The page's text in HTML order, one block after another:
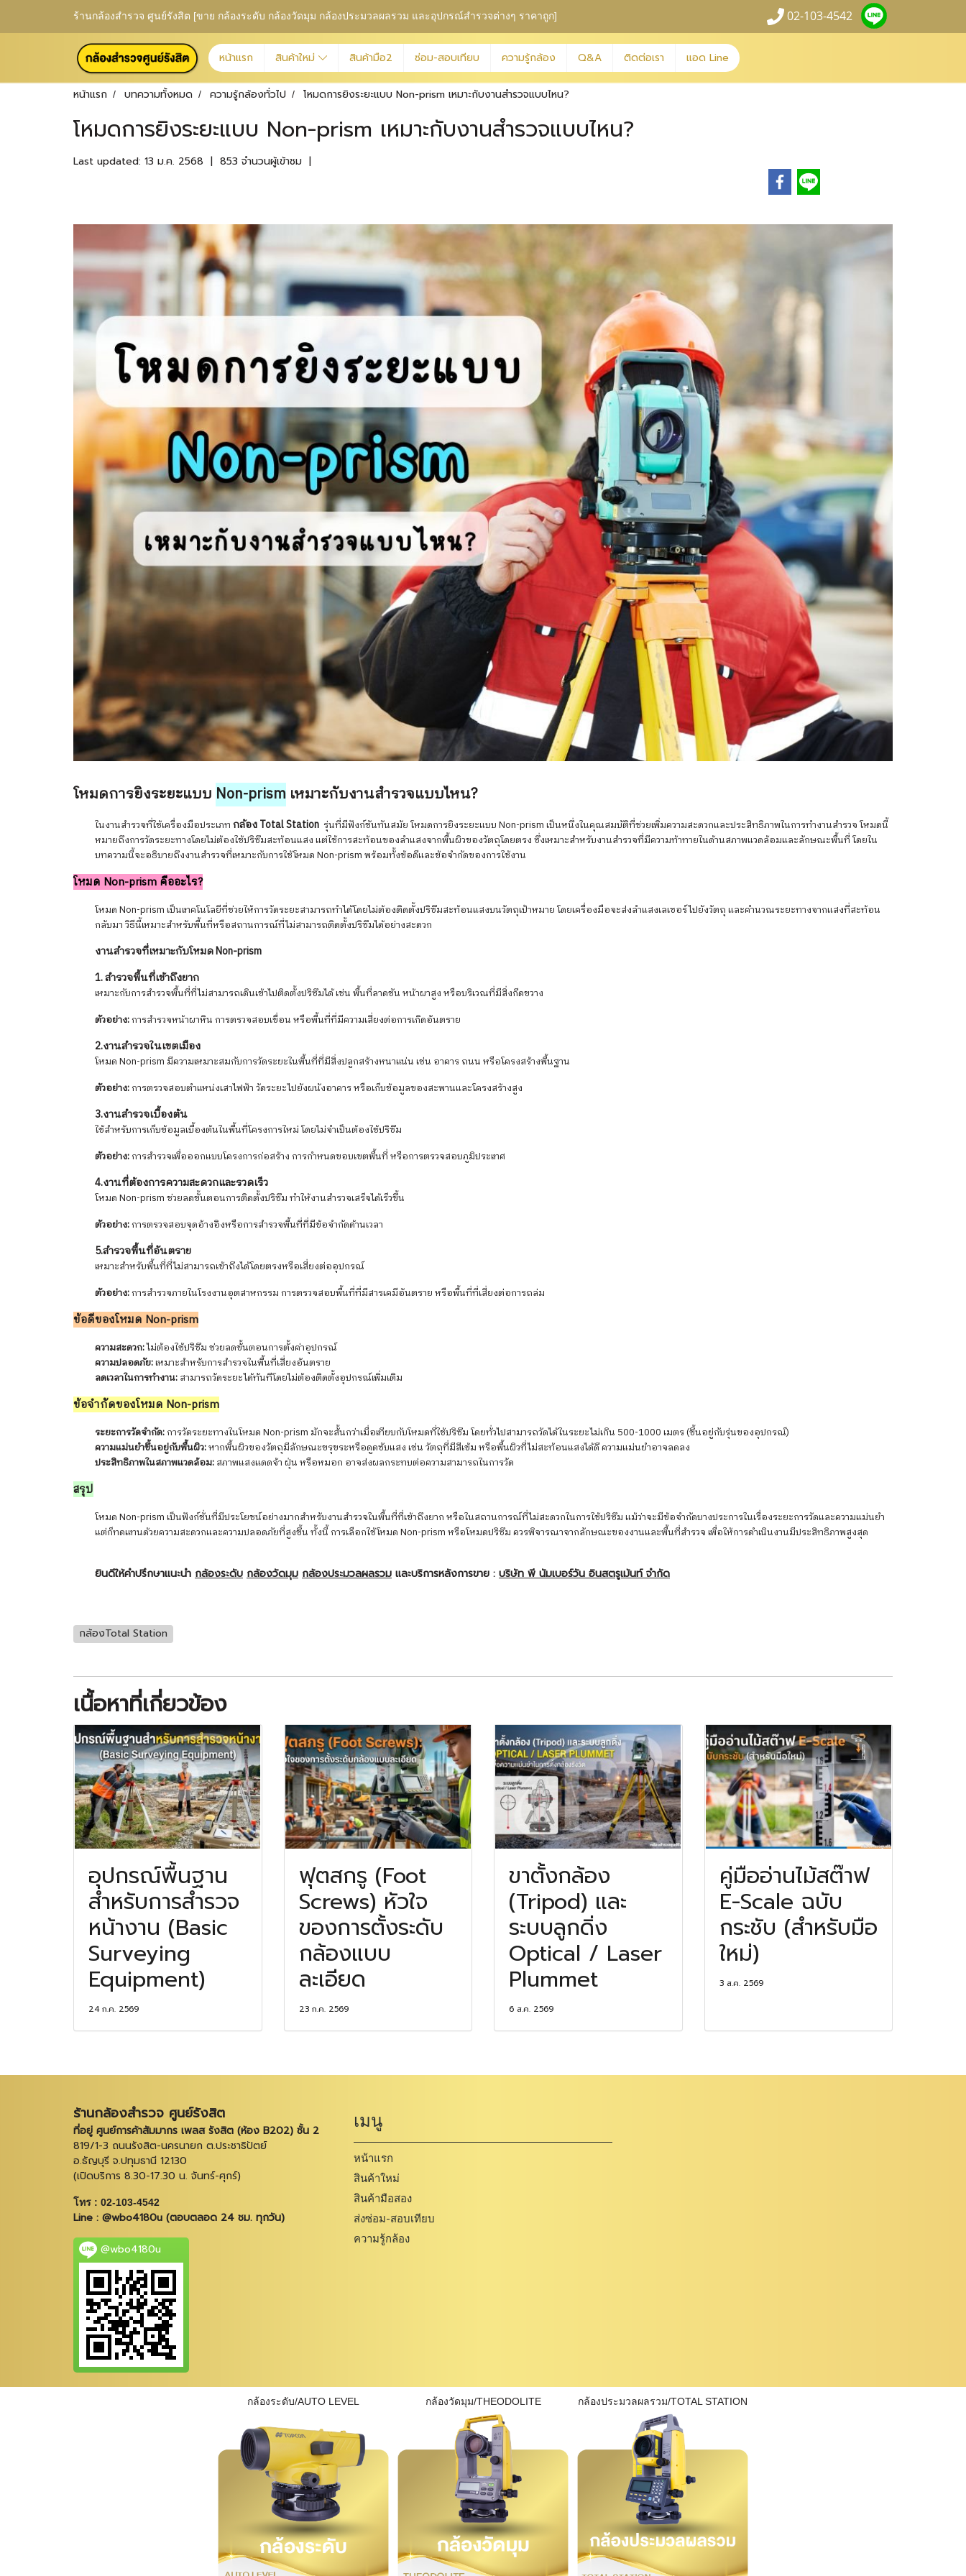
ร้านกล้องสำรวจ ศูนย์รังสิต [ขาย กล้องระดับ กล้องวัดมุม กล้องประมวลผลรวม และอุปกรณ์สำรวจต่างๆ ราคาถูก] 02-103-4542
หน้าแรก สินค้าใหม่ สินค้ามือ2 ซ่อม-สอบเทียบ ความรู้กล้อง Q&A ติดต่อเรา แอด Line
หน้าแรก บทความทั้งหมด ความรู้กล้องทั่วไป โหมดการยิงระยะแบบ Non-prism เหมาะกับงานสำรวจแบบไหน?
โหมดการยิงระยะแบบ Non-prism เหมาะกับงานสำรวจแบบไหน?
Last updated: 13 ม.ค. 2568 | 853 จำนวนผู้เข้าชม |
โหมดการยิงระยะแบบ Non-prism เหมาะกับงานสำรวจแบบไหน?
ในงานสำรวจที่ใช้เครื่องมือประเภทกล้อง Total Station รุ่นที่มีฟังก์ชันทันสมัย โหมดการยิงระยะแบบ Non-prism เป็นหนึ่งในคุณสมบัติที่ช่วยเพิ่มความสะดวกและประสิทธิภาพในการทำงานสำรวจ โหมดนี้
หมายถึงการวัดระยะทางโดยไม่ต้องใช้ปริซึมสะท้อนแสง แต่ใช้การสะท้อนของลำแสงจากพื้นผิวของวัตถุโดยตรง ซึ่งเหมาะสำหรับงานสำรวจที่มีความท้าทายในด้านสภาพแวดล้อมและลักษณะพื้นที่ โดยใน
บทความนี้จะอธิบายถึงงานสำรวจที่เหมาะกับการใช้โหมด Non-prism พร้อมทั้งข้อดีและข้อจำกัดของการใช้งาน
โหมด Non-prism คืออะไร?
โหมด Non-prism เป็นเทคโนโลยีที่ช่วยให้การวัดระยะสามารถทำได้โดยไม่ต้องติดตั้งปริซึมสะท้อนแสงบนวัตถุเป้าหมาย โดยเครื่องมือจะส่งลำแสงเลเซอร์ไปยังวัตถุ และคำนวณระยะทางจากแสงที่สะท้อน
กลับมา วิธีนี้เหมาะสำหรับพื้นที่หรือสถานการณ์ที่ไม่สามารถติดตั้งปริซึมได้อย่างสะดวก
งานสำรวจที่เหมาะกับโหมด Non-prism
1. สำรวจพื้นที่เข้าถึงยาก
เหมาะกับการสำรวจพื้นที่ที่ไม่สามารถเดินเข้าไปติดตั้งปริซึมได้ เช่น พื้นที่ลาดชัน หน้าผาสูง หรือบริเวณที่มีสิ่งกีดขวาง
ตัวอย่าง:การสำรวจหน้าผาหิน การตรวจสอบเขื่อน หรือพื้นที่ที่มีความเสี่ยงต่อการเกิดอันตราย
2.งานสำรวจในเขตเมือง
โหมด Non-prism มีความเหมาะสมกับการวัดระยะในพื้นที่ที่มีสิ่งปลูกสร้างหนาแน่น เช่น อาคาร ถนน หรือโครงสร้างพื้นฐาน
ตัวอย่าง:การตรวจสอบตำแหน่งเสาไฟฟ้า วัดระยะไปยังผนังอาคาร หรือเก็บข้อมูลของสะพานและโครงสร้างสูง
3.งานสำรวจเบื้องต้น
ใช้สำหรับการเก็บข้อมูลเบื้องต้นในพื้นที่โครงการใหม่ โดยไม่จำเป็นต้องใช้ปริซึม
ตัวอย่าง:การสำรวจเพื่อออกแบบโครงการก่อสร้าง การกำหนดขอบเขตพื้นที่ หรือการตรวจสอบภูมิประเทศ
4.งานที่ต้องการความสะดวกและรวดเร็ว
โหมด Non-prism ช่วยลดขั้นตอนการติดตั้งปริซึม ทำให้งานสำรวจเสร็จได้เร็วขึ้น
ตัวอย่าง:การตรวจสอบจุดอ้างอิงหรือการสำรวจพื้นที่ที่มีข้อจำกัดด้านเวลา
5.สำรวจพื้นที่อันตราย
เหมาะสำหรับพื้นที่ที่ไม่สามารถเข้าถึงได้โดยตรงหรือเสี่ยงต่ออุปกรณ์
ตัวอย่าง:การสำรวจภายในโรงงานอุตสาหกรรม การตรวจสอบพื้นที่ที่มีสารเคมีอันตราย หรือพื้นที่ที่เสี่ยงต่อการถล่ม
ข้อดีของโหมด Non-prism
ความสะดวก:ไม่ต้องใช้ปริซึม ช่วยลดขั้นตอนการตั้งค่าอุปกรณ์
ความปลอดภัย:เหมาะสำหรับการสำรวจในพื้นที่เสี่ยงอันตราย
ลดเวลาในการทำงาน:สามารถวัดระยะได้ทันทีโดยไม่ต้องติดตั้งอุปกรณ์เพิ่มเติม
ข้อจำกัดของโหมด Non-prism
ระยะการวัดจำกัด:การวัดระยะทางในโหมด Non-prism มักจะสั้นกว่าเมื่อเทียบกับโหมดที่ใช้ปริซึม โดยทั่วไปสามารถวัดได้ในระยะไม่เกิน 500-1000 เมตร (ขึ้นอยู่กับรุ่นของอุปกรณ์)
ความแม่นยำขึ้นอยู่กับพื้นผิว:หากพื้นผิวของวัตถุมีลักษณะขรุขระหรือดูดซับแสง เช่น วัตถุที่มีสีเข้ม หรือพื้นผิวที่ไม่สะท้อนแสงได้ดี ความแม่นยำอาจลดลง
ประสิทธิภาพในสภาพแวดล้อม:สภาพแสงแดดจ้า ฝุ่น หรือหมอก อาจส่งผลกระทบต่อความสามารถในการวัด
สรุป
โหมด Non-prism เป็นฟังก์ชั่นที่มีประโยชน์อย่างมากสำหรับงานสำรวจในพื้นที่ที่เข้าถึงยาก หรือในสถานการณ์ที่ไม่สะดวกในการใช้ปริซึม แม้ว่าจะมีข้อจำกัดบางประการในเรื่องระยะการวัดและความแม่นยำ
แต่ก็ทดแทนด้วยความสะดวกและความปลอดภัยที่สูงขึ้น ทั้งนี้ การเลือกใช้โหมด Non-prism หรือโหมดปริซึม ควรพิจารณาจากลักษณะของงานและพื้นที่สำรวจ เพื่อให้การดำเนินงานมีประสิทธิภาพสูงสุด
ยินดีให้คำปรึกษาแนะนำ กล้องระดับ กล้องวัดมุม กล้องประมวลผลรวม และบริการหลังการขาย : บริษัท พี นัมเบอร์วัน อินสตรูเม้นท์ จำกัด
กล้องTotal Station
เนื้อหาที่เกี่ยวข้อง
อุปกรณ์พื้นฐาน
สำหรับการสำรวจ
หน้างาน (Basic
Surveying
Equipment)
24 ก.ค. 2569
ฟุตสกรู (Foot
Screws) หัวใจ
ของการตั้งระดับ
กล้องแบบ
ละเอียด
23 ก.ค. 2569
ขาตั้งกล้อง
(Tripod) และ
ระบบลูกดิ่ง
Optical / Laser
Plummet
6 ส.ค. 2569
คู่มืออ่านไม้สต๊าฟ
E-Scale ฉบับ
กระชับ (สำหรับมือ
ใหม่)
3 ส.ค. 2569
ร้านกล้องสำรวจ ศูนย์รังสิต
ที่อยู่ ศูนย์การค้าสัมมากร เพลส รังสิต (ห้อง B202) ชั้น 2
819/1-3 ถนนรังสิต-นครนายก ต.ประชาธิปัตย์
อ.ธัญบุรี จ.ปทุมธานี 12130
(เปิดบริการ 8.30-17.30 น. จันทร์-ศุกร์)
โทร : 02-103-4542
Line : @wbo4180u (ตอบตลอด 24 ชม. ทุกวัน)
@wbo4180u
เมนู
หน้าแรก
สินค้าใหม่
สินค้ามือสอง
ส่งซ่อม-สอบเทียบ
ความรู้กล้อง
กล้องระดับ/AUTO LEVEL กล้องวัดมุม/THEODOLITE กล้องประมวลผลรวม/TOTAL STATION